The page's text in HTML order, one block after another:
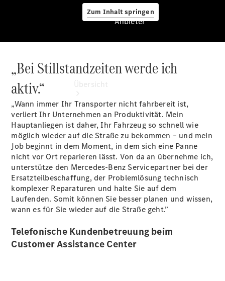
Zum Inhalt springen
Anbieter
Startseite
Ansprechpartner
finden
Probefahrt
vereinbaren
vereinbaren
Servicetermin
vereinbaren
Anbieter
„Bei Stillstandzeiten werde ich
aktiv.“
„Wann immer Ihr Transporter nicht fahrbereit ist,
verliert Ihr Unternehmen an Produktivität. Mein
Hauptanliegen ist daher, Ihr Fahrzeug so schnell wie
möglich wieder auf die Straße zu bekommen – und mein
Job beginnt in dem Moment, in dem sich eine Panne
nicht vor Ort reparieren lässt. Von da an übernehme ich,
unterstütze den Mercedes-Benz Servicepartner bei der
Ersatzteilbeschaffung, der Problemlösung technisch
komplexer Reparaturen und halte Sie auf dem
Laufenden. Somit können Sie besser planen und wissen,
wann es für Sie wieder auf die Straße geht.”
Telefonische Kundenbetreuung beim
Customer Assistance Center